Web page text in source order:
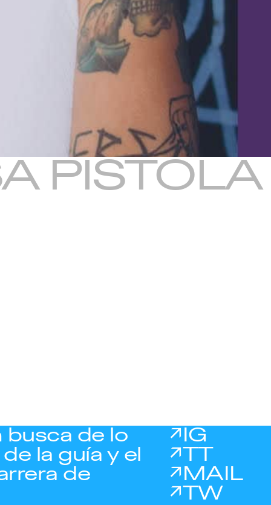
PISTOLA
busca de lo
la guía y el
de
IG
TT
MAIL
TW